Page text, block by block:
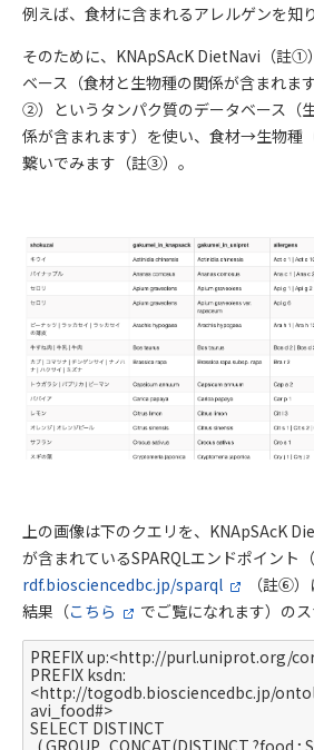
例えば、食材に含まれるアレルゲンを知
そのために、KNApSAcK DietNavi（註①
ベース（食材と生物種の関係が含まれま
②）というタンパク質のデータベース（
係が含まれます）を使い、食材→生物種
繋いでみます（註③）。
上の画像は下のクエリを、KNApSAcK
が含まれているSPARQLエンドポイント
rdf.biosciencedbc.jp/sparql
（註⑥
結果（こちら でご覧になれます）のス
PREFIX up:<http://purl.uniprot.org/
PREFIX ksdn:
<http://togodb.biosciencedbc.jp/
avi_food#>
SELECT DISTINCT